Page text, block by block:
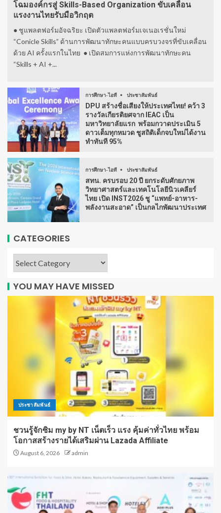
โฉมองค์กรสู่ Skills-Based Organization ขับเคลื่อน
แรงงานไทยรับมือวิกฤต
● ชูแพลตฟอร์มอัจฉริยะ เปิดตัวแพลตฟอร์มเจเนอเรชั่นใหม่
“Conicle Skills” ด้านการพัฒนาทักษะคนแบบครบวงจรที่ขับเคลื่อน
ด้วย AI ครั้งแรกในไทย ● เปิดสมการแห่งการพัฒนาทักษะคน
“Skills + AI +...
การศึกษา-ไอที ประชาสัมพันธ์
DPU สร้างชื่อเสียงให้ประเทศไทย! คว้า 3
รางวัลเกียรติยศจาก IEAC เป็น
มหาวิทยาลัยแรก พร้อมกวาดประเมิน 5
ดาวเต็มทุกหมวด ชูสถิติเด็กจบใหม่ได้งาน
ทำทันที 95%
การศึกษา-ไอที ประชาสัมพันธ์
สทน. ครบรอบ 20 ปี ยกระดับศักยภาพ
วิทยาศาสตร์และเทคโนโลยีนิวเคลียร์
ไทย เปิด INST2026 ชู “แพทย์-อาหาร-
พลังงานสะอาด” เป็นกลไกพัฒนาประเทศ
CATEGORIES
YOU MAY HAVE MISSED
ประชาสัมพันธ์
ชวนรู้จักซิม my by NT เน็ตเร็ว แรง คุ้มค่าทั่วไทย พร้อม
โอกาสสร้างรายได้เสริมผ่าน Lazada Affiliate
August 6, 2026 admin